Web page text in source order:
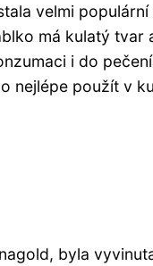
velmi
má kulatý tvar
i do
nejlépe použít v
byla